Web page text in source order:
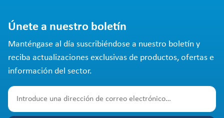
Únete a nuestro boletín
Manténgase al día suscribiéndose a nuestro boletín y
reciba actualizaciones exclusivas de productos, ofertas e
información del sector.